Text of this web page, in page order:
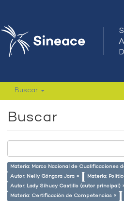
Buscar
Buscar
Materia: Marco Nacional de Cualificaciones
Autor: Nelly Góngora Jara ×
Materia:
Autor: Lady Sihuay Castillo (autor principal)
Materia: Certificación de Competencias ×